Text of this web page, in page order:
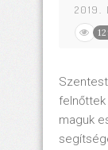
2019.
felnőttek
maguk